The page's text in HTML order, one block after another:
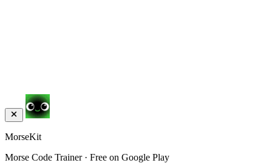
MorseKit
Morse Code Trainer · Free on Google Play